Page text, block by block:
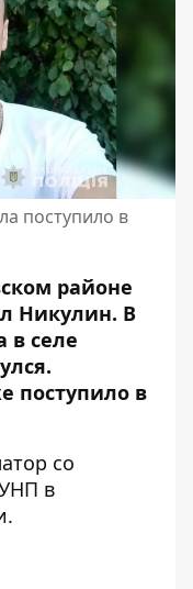
поступило в
районе
Никулин. В
в селе
поступило в
со
в
.